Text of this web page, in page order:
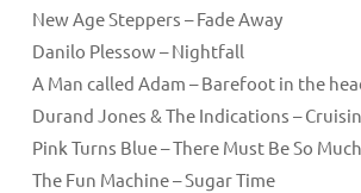
New Age Steppers – Fade Away
Danilo Plessow – Nightfall
A Man called Adam – Barefoot in the
Durand Jones & The Indications –
Pink Turns Blue – There Must Be So
The Fun Machine – Sugar Time